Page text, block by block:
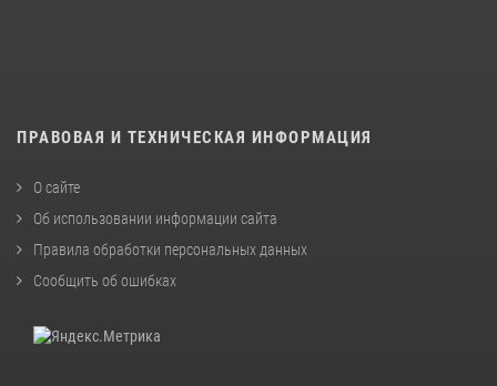
ПРАВОВАЯ И ТЕХНИЧЕСКАЯ ИНФОРМАЦИЯ
О сайте
Об использовании информации сайта
Правила обработки персональных данных
Сообщить об ошибках